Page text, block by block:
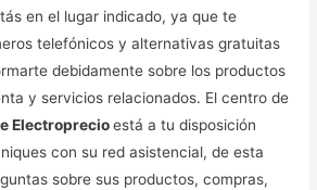
en el lugar indicado, ya que te
telefónicos y alternativas gratuitas
debidamente sobre los productos
y servicios relacionados. El centro de
Electroprecioestá a tu disposición
con su red asistencial, de esta
sobre sus productos, compras,